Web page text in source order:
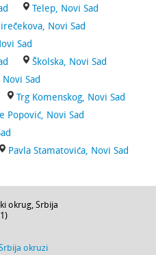
Telep, Novi Sad
Novi Sad
Sad
Školska, Novi Sad
Sad
Trg Komenskog, Novi Sad
Popović, Novi Sad
Pavla Stamatovića, Novi Sad
okrug, Srbija
)
okruzi